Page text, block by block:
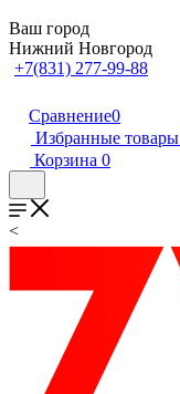
Ваш город
Нижний Новгород
+7(831) 277-99-88
Сравнение0
Избранные товары
Корзина 0
<